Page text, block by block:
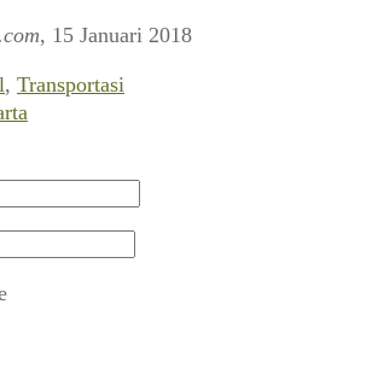
, 15 Januari 2018
, Transportasi